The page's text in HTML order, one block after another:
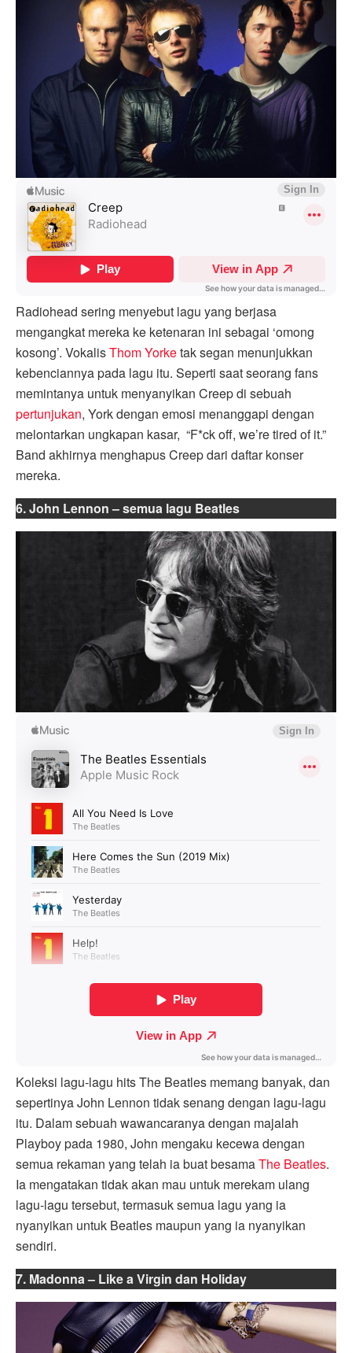
Radiohead sering menyebut lagu yang berjasa
mengangkat mereka ke ketenaran ini sebagai ‘omong
kosong’. VokalisThom Yorketak segan menunjukkan
kebenciannya pada lagu itu. Seperti saat seorang fans
memintanya untuk menyanyikan Creep di sebuah
pertunjukan, York dengan emosi menanggapi dengan
melontarkan ungkapan kasar, “F*ck off, we’re tired of it.”
Band akhirnya menghapus Creep dari daftar konser
mereka.
6. John Lennon – semua lagu Beatles
Koleksi lagu-lagu hits The Beatles memang banyak, dan
sepertinya John Lennon tidak senang dengan lagu-lagu
itu. Dalam sebuah wawancaranya dengan majalah
Playboy pada 1980, John mengaku kecewa dengan
semua rekaman yang telah ia buat besamaThe Beatles.
Ia mengatakan tidak akan mau untuk merekam ulang
lagu-lagu tersebut, termasuk semua lagu yang ia
nyanyikan untuk Beatles maupun yang ia nyanyikan
sendiri.
7. Madonna – Like a Virgin dan Holiday